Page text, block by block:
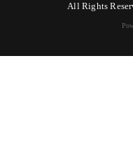
All Rights